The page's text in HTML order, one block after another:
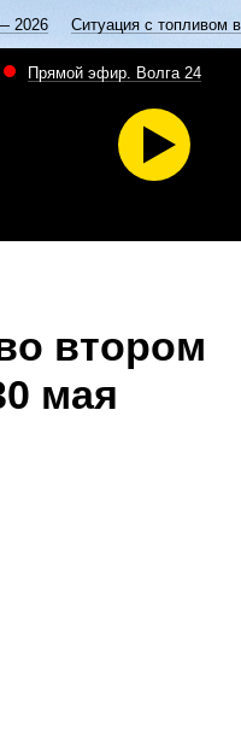
2026 Ситуация с топливом
Прямой эфир. Волга 24
втором
мая